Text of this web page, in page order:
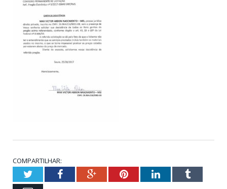
COMPARTILHAR:
TwitterFacebookGoogle+PinterestLinkedInTumblr